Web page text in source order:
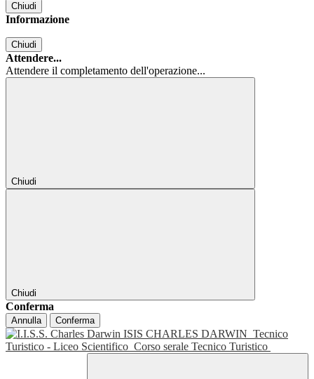
Chiudi
Informazione
Chiudi
Attendere...
Attendere il completamento dell'operazione...
Chiudi
Chiudi
Conferma
Annulla Conferma
ISIS CHARLES DARWIN Tecnico
Turistico - Liceo Scientifico Corso serale Tecnico Turistico